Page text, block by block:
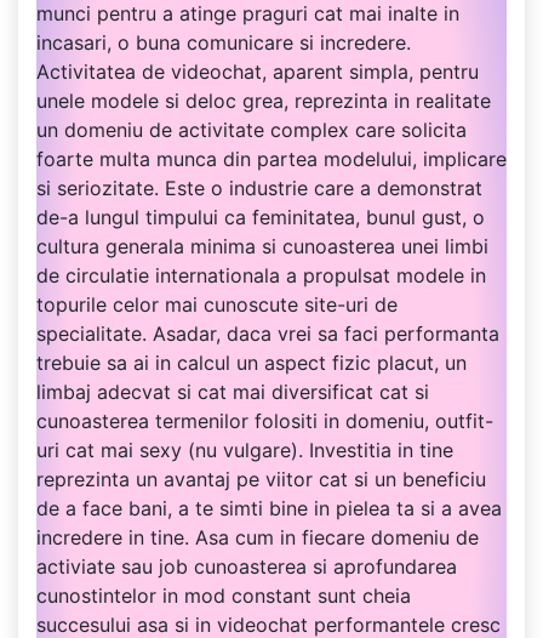
munci pentru a atinge praguri cat mai inalte in
incasari, o buna comunicare si incredere.
Activitatea de videochat, aparent simpla, pentru
unele modele si deloc grea, reprezinta in realitate
un domeniu de activitate complex care solicita
foarte multa munca din partea modelului, implicare
si seriozitate. Este o industrie care a demonstrat
de-a lungul timpului ca feminitatea, bunul gust, o
cultura generala minima si cunoasterea unei limbi
de circulatie internationala a propulsat modele in
topurile celor mai cunoscute site-uri de
specialitate. Asadar, daca vrei sa faci performanta
trebuie sa ai in calcul un aspect fizic placut, un
limbaj adecvat si cat mai diversificat cat si
cunoasterea termenilor folositi in domeniu, outfit-
uri cat mai sexy (nu vulgare). Investitia in tine
reprezinta un avantaj pe viitor cat si un beneficiu
de a face bani, a te simti bine in pielea ta si a avea
incredere in tine. Asa cum in fiecare domeniu de
activiate sau job cunoasterea si aprofundarea
cunostintelor in mod constant sunt cheia
succesului asa si in videochat performantele cresc